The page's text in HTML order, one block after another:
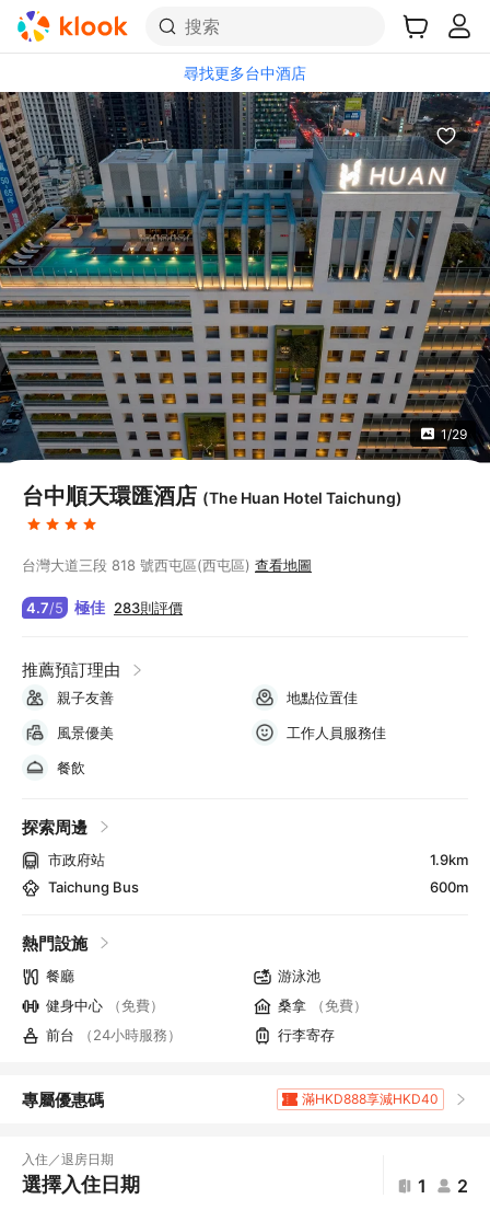
搜索
尋找更多台中酒店
1/29
台中順天環匯酒店 (The Huan Hotel Taichung)
台灣大道三段 818 號西屯區(西屯區) 查看地圖
4.7/5 極佳 283則評價
推薦預訂理由
親子友善
地點位置佳
風景優美
工作人員服務佳
餐飲
探索周邊
市政府站
1.9km
Taichung Bus
600m
熱門設施
餐廳
游泳池
健身中心
（免費） 桑拿
（免費）
前台
（24小時服務） 行李寄存
專屬優惠碼
滿HKD888享減HKD40
滿HKD800享減HKD50
入住／退房日期
選擇入住日期 1 2